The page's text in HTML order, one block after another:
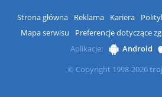
Strona główna Reklama Kariera
Mapa serwisu
Preferencje dotyczące
Aplikacje:
Android
© Copyright 1998-2026